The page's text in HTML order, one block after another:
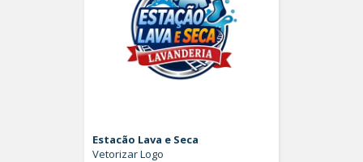
Estacão Lava e Seca
Vetorizar Logo